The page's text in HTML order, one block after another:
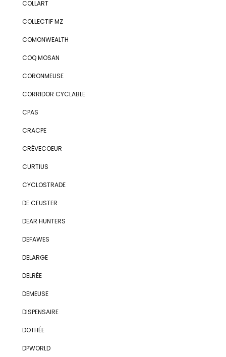
COLLART
COLLECTIF MZ
COMONWEALTH
COQ MOSAN
CORONMEUSE
CORRIDOR CYCLABLE
CPAS
CRACPE
CRÈVECOEUR
CURTIUS
CYCLOSTRADE
DE CEUSTER
DEAR HUNTERS
DEFAWES
DELARGE
DELRÉE
DEMEUSE
DISPENSAIRE
DOTHÉE
DPWORLD